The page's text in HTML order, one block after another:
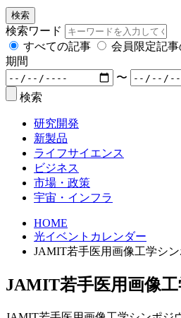
検索
検索ワード
すべての記事
会員限定記事
期間
〜
検索
研究開発
新製品
ライフサイエンス
ビジネス
市場・政策
宇宙・インフラ
HOME
光イベントカレンダー
JAMIT若手医用画像工学シ
JAMIT若手医用画像